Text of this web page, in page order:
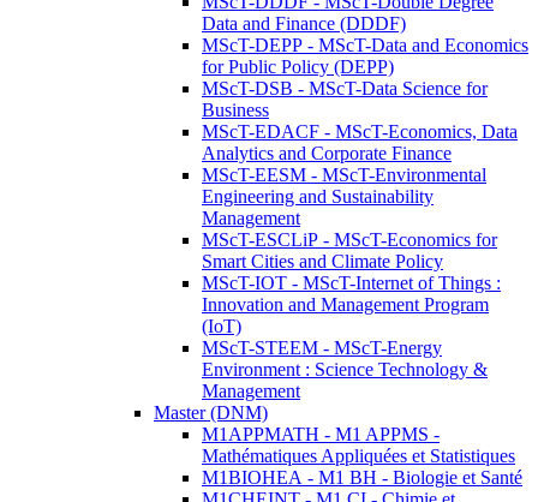
Data and Finance (DDDF)
MScT-DEPP - MScT-Data and Economics
for Public Policy (DEPP)
MScT-DSB - MScT-Data Science for
Business
MScT-EDACF - MScT-Economics, Data
Analytics and Corporate Finance
MScT-EESM - MScT-Environmental
Engineering and Sustainability
Management
MScT-ESCLiP - MScT-Economics for
Smart Cities and Climate Policy
MScT-IOT - MScT-Internet of Things :
Innovation and Management Program
(IoT)
MScT-STEEM - MScT-Energy
Environment : Science Technology &
Management
Master (DNM)
M1APPMATH - M1 APPMS -
Mathématiques Appliquées et Statistiques
M1BIOHEA - M1 BH - Biologie et Santé